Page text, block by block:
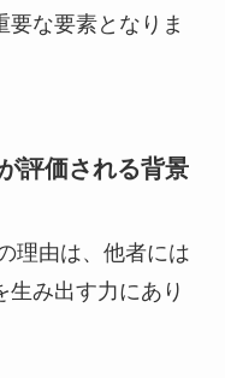
要な要素となりま
評価される背景
理由は、他者には
生み出す力にあり